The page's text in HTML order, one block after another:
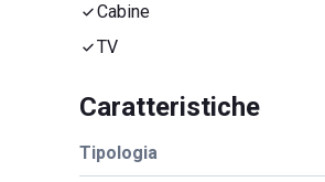
Cabine
TV
Caratteristiche
Tipologia